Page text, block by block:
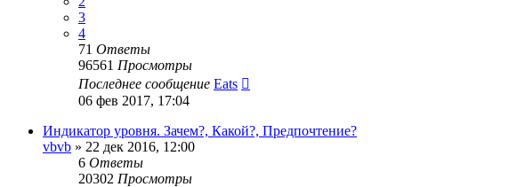
3
4
71 Ответы
96561 Просмотры
Последнее сообщение Eats
06 фев 2017, 17:04
Индикатор уровня. Зачем?, Какой?, Предпочтение?
vbvb » 22 дек 2016, 12:00
6 Ответы
20302 Просмотры